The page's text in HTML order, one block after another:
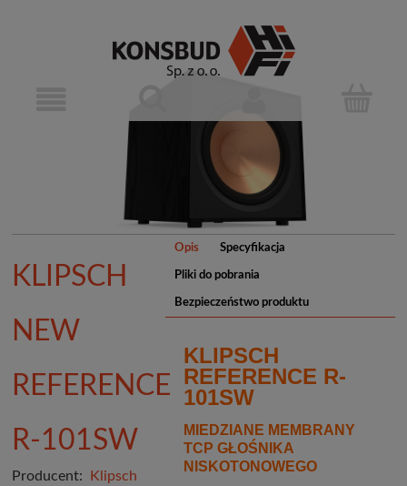
Opis Specyfikacja
Pliki do pobrania
Bezpieczeństwo produktu
KLIPSCH
REFERENCE R-
101SW
MIEDZIANE MEMBRANY
TCP GŁOŚNIKA
NISKOTONOWEGO
KLIPSCH
NEW
REFERENCE
R-101SW
Producent:
Klipsch